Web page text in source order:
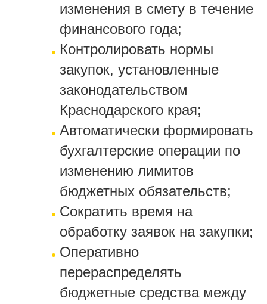
изменения в смету в течение
финансового года;
Контролировать нормы
закупок, установленные
законодательством
Краснодарского края;
Автоматически формировать
бухгалтерские операции по
изменению лимитов
бюджетных обязательств;
Сократить время на
обработку заявок на закупки;
Оперативно
перераспределять
бюджетные средства между